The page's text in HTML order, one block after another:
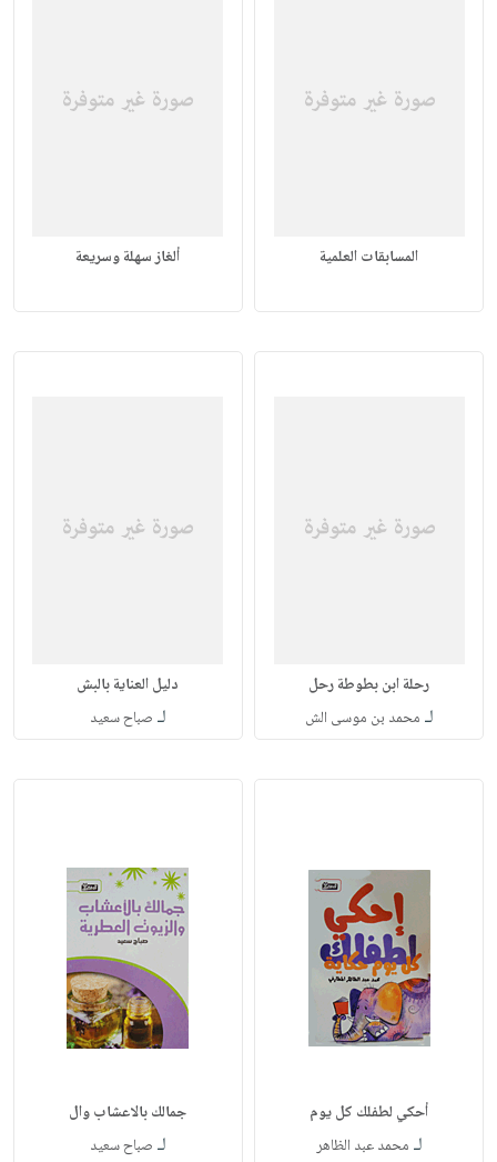
المسابقات العلمية ألغاز سهلة وسريعة
رحلة ابن بطوطة رحل
لـ محمد بن موسى الش
دليل العناية بالبش
لـ صباح سعيد
أحكي لطفلك كل يوم
لـ محمد عبد الظاهر
جمالك بالاعشاب وال
لـ صباح سعيد